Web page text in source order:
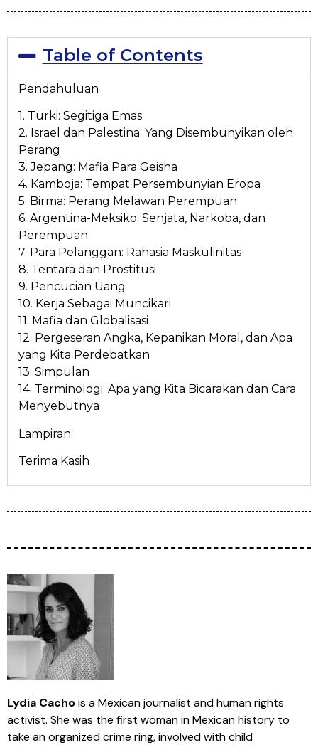
Table of Contents
Pendahuluan
1. Turki: Segitiga Emas
2. Israel dan Palestina: Yang Disembunyikan oleh
Perang
3. Jepang: Mafia Para Geisha
4. Kamboja: Tempat Persembunyian Eropa
5. Birma: Perang Melawan Perempuan
6. Argentina-Meksiko: Senjata, Narkoba, dan
Perempuan
7. Para Pelanggan: Rahasia Maskulinitas
8. Tentara dan Prostitusi
9. Pencucian Uang
10. Kerja Sebagai Muncikari
11. Mafia dan Globalisasi
12. Pergeseran Angka, Kepanikan Moral, dan Apa
yang Kita Perdebatkan
13. Simpulan
14. Terminologi: Apa yang Kita Bicarakan dan Cara
Menyebutnya
Lampiran
Terima Kasih
Lydia Cachois a Mexican journalist and human rights
activist. She was the first woman in Mexican history to
take an organized crime ring, involved with child